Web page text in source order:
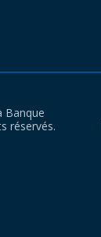
Banque
réservés.